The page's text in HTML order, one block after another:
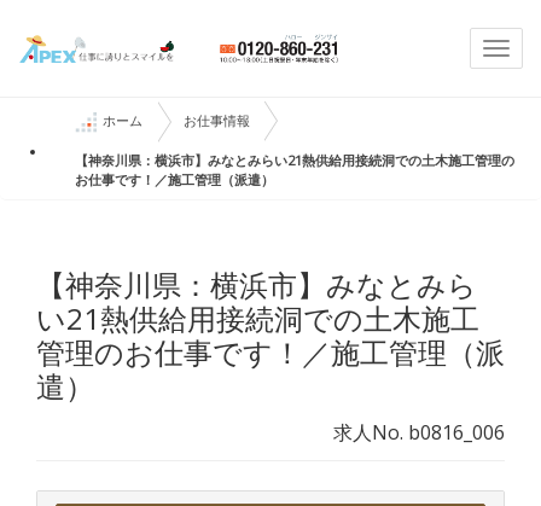
ホーム お仕事情報
【神奈川県：横浜市】みなとみらい21熱供給用接続洞での土木施工管理の
お仕事です！／施工管理（派遣）
【神奈川県：横浜市】みなとみら
い21熱供給用接続洞での土木施工
管理のお仕事です！／施工管理（派
遣）
求人No. b0816_006